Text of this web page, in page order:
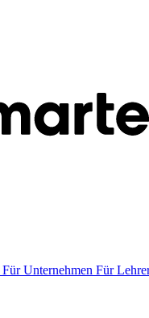
Für Unternehmen Für